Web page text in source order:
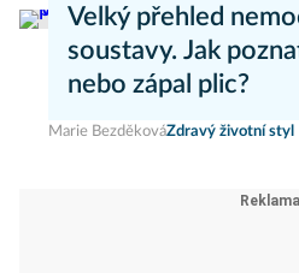
Velký přehled
soustavy. Jak
nebo zápal plic?
Marie BezděkováZdravý životní styl